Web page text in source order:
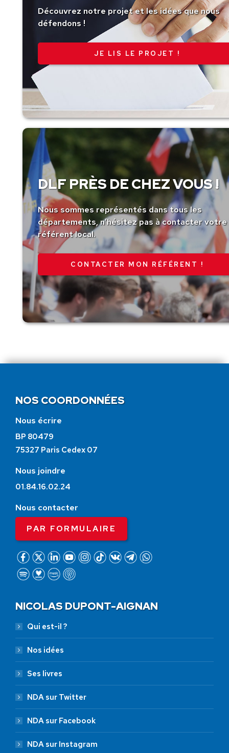
Découvrez notre projet et les idées que nous
défendons !
JE LIS LE PROJET !
DLF PRÈS DE CHEZ VOUS !
Nous sommes représentés dans tous les
départements, n’hésitez pas à contacter votre
référent local.
CONTACTER MON RÉFÉRENT !
NOS COORDONNÉES
Nous écrire
BP 80479
75327 Paris Cedex 07
Nous joindre
01.84.16.02.24
Nous contacter
PAR FORMULAIRE
NICOLAS DUPONT-AIGNAN
Qui est-il ?
Nos idées
Ses livres
NDA sur Twitter
NDA sur Facebook
NDA sur Instagram